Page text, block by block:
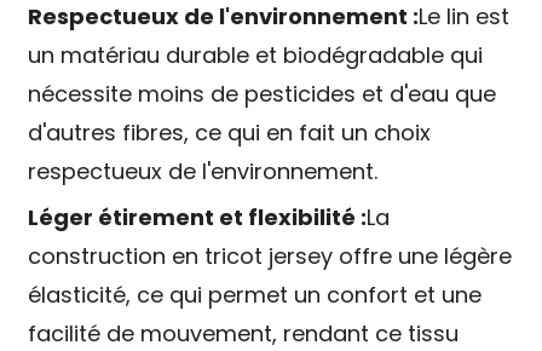
Respectueux de l'environnement :Le lin est
un matériau durable et biodégradable qui
nécessite moins de pesticides et d'eau que
d'autres fibres, ce qui en fait un choix
respectueux de l'environnement.
Léger étirement et flexibilité :La
construction en tricot jersey offre une légère
élasticité, ce qui permet un confort et une
facilité de mouvement, rendant ce tissu